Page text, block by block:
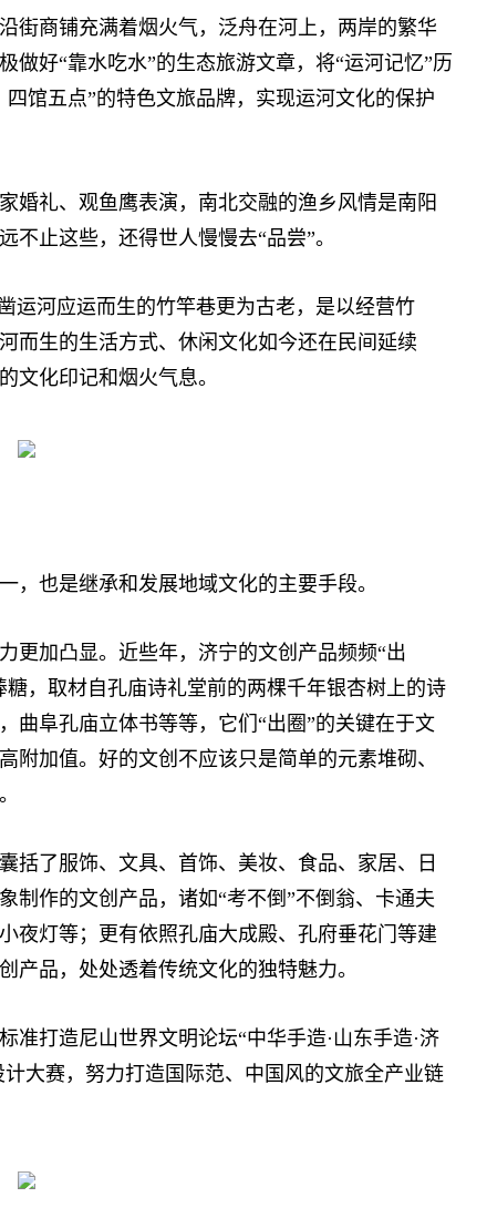
商铺充满着烟火气，泛舟在河上，两岸的繁华
好“靠水吃水”的生态旅游文章，将“运河记忆”历
馆五点”的特色文旅品牌，实现运河文化的保护
礼、观鱼鹰表演，南北交融的渔乡风情是南阳
止这些，还得世人慢慢去“品尝”。
河应运而生的竹竿巷更为古老，是以经营竹
而生的生活方式、休闲文化如今还在民间延续
文化印记和烟火气息。
也是继承和发展地域文化的主要手段。
加凸显。近些年，济宁的文创产品频频“出
，取材自孔庙诗礼堂前的两棵千年银杏树上的诗
曲阜孔庙立体书等等，它们“出圈”的关键在于文
加值。好的文创不应该只是简单的元素堆砌、
了服饰、文具、首饰、美妆、食品、家居、日
制作的文创产品，诸如“考不倒”不倒翁、卡通夫
夜灯等；更有依照孔庙大成殿、孔府垂花门等建
产品，处处透着传统文化的独特魅力。
造尼山世界文明论坛“中华手造·山东手造·济
大赛，努力打造国际范、中国风的文旅全产业链